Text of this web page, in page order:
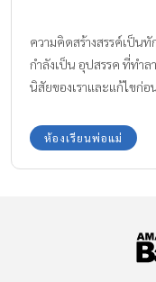
ความคิดสร้างสรรค์เป็
กำลังเป็น อุปสรรค ที่ทำล
นิสัยของเราและแก้ไขก่อ
ห้องเรียนพ่อแม่